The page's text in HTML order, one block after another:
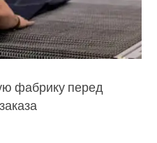
фабрику перед